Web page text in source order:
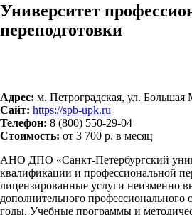
Университет
переподготовки
Адрес: м. Петроградская, ул. Большая
Сайт: https://spb-upk.ru
Телефон: 8 (800) 550-29-04
Стоимость: от 3 700 р. в месяц
АНО ДПО «Санкт-Петербургский
квалификации и профессиональной
лицензированные услуги неизменно
дополнительного профессионального
годы. Учебные программы и